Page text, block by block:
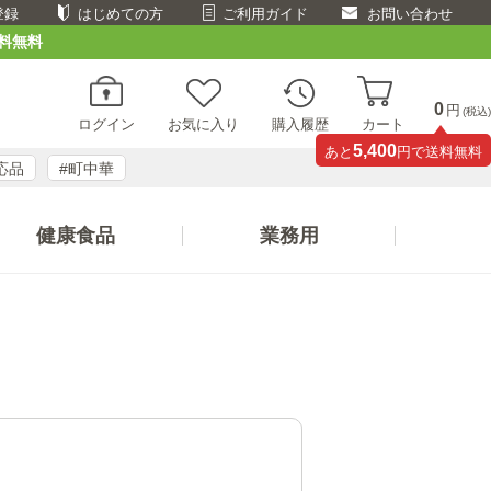
録 はじめての方 ご利用ガイド お問い合わせ
無料
ログイン お気に入り 購入履歴 カート
0 円 (税込)
あと 5,400円で送料無料
品 #町中華
健康食品 業務用